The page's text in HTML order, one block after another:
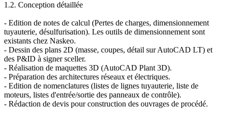
1.2. Conception détaillée
- Edition de notes de calcul (Pertes de charges, dimensionnement
tuyauterie, désulfurisation). Les outils de dimensionnement sont
existants chez Naskeo.
- Dessin des plans 2D (masse, coupes, détail sur AutoCAD LT) et
des P&ID à signer sceller.
- Réalisation de maquettes 3D (AutoCAD Plant 3D).
- Préparation des architectures réseaux et électriques.
- Edition de nomenclatures (listes de lignes tuyauterie, liste de
moteurs, listes d'entrée/sortie des panneaux de contrôle).
- Rédaction de devis pour construction des ouvrages de procédé.